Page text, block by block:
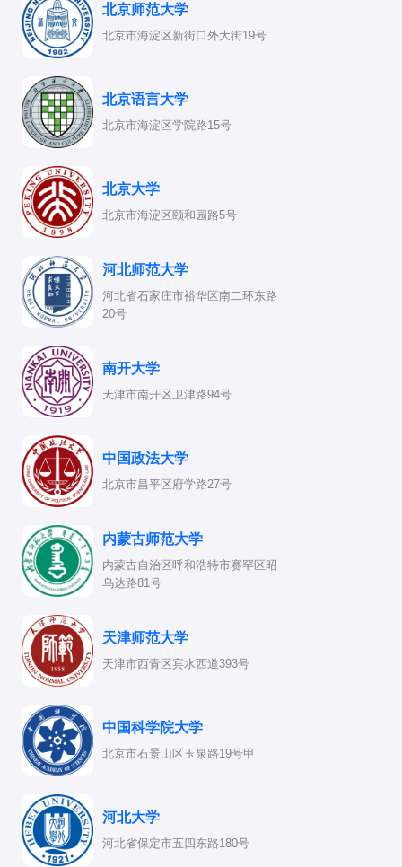
包括群体行为、社会认知和人际关系等。
生理心理学：研究心理现象的生理基础，包括大脑结
基础心理学的特点包括：
理论性
实验性
跨学科性：与神经科学、计算机科学、教育学等多个
学科交叉融合。
基础心理学的研究不仅深化了人类对心理现象的理解，也
为教育、临床、工业等领域的应用提供了科学依据。随着
科技的发展，基础心理学正与人工智能、大数据等新兴技
术结合，开拓新的研究方向和领域。
北京师范大学
北京市海淀区新街口外大街19号
北京语言大学
北京市海淀区学院路15号
北京大学
北京市海淀区颐和园路5号
河北师范大学
河北省石家庄市裕华区南二环东路
20号
南开大学
天津市南开区卫津路94号
中国政法大学
北京市昌平区府学路27号
内蒙古师范大学
内蒙古自治区呼和浩特市赛罕区昭
乌达路81号
天津师范大学
天津市西青区宾水西道393号
中国科学院大学
北京市石景山区玉泉路19号甲
河北大学
河北省保定市五四东路180号